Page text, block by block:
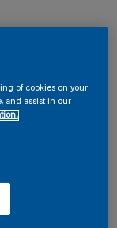
of cookies on your
and assist in our